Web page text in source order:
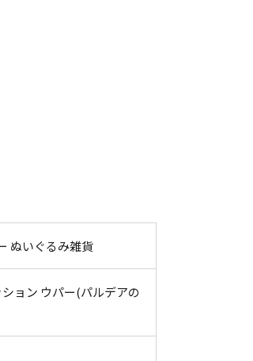
ぬいぐるみ雑貨
ョン ウパー(パルデアの